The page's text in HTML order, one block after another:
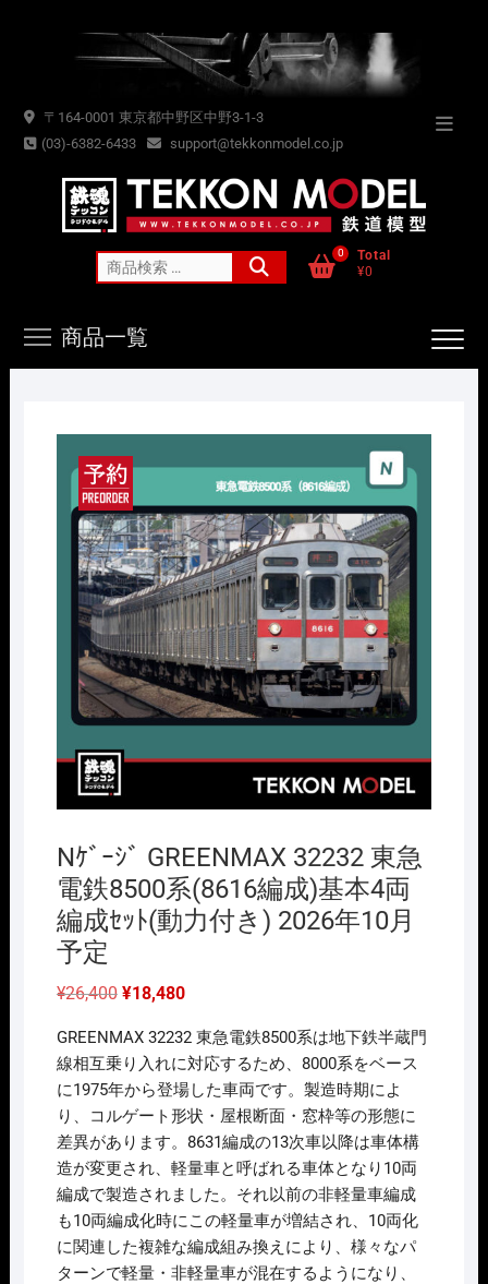
〒164-0001 東京都中野区中野3-1-3
(03)-6382-6433
support@tekkonmodel.co.jp
索
0
Total
¥0
商品一覧
Nｹﾞｰｼﾞ GREENMAX 32232 東急
電鉄8500系(8616編成)基本4両
編成ｾｯﾄ(動力付き) 2026年10月
予定
¥26,400 元
格
は
¥26,400
で
し
た。
¥18,480現
価
格
は
¥18,480
で
す。
GREENMAX 32232 東急電鉄8500系は地下鉄半蔵門
線相互乗り入れに対応するため、8000系をベース
に1975年から登場した車両です。製造時期によ
り、コルゲート形状・屋根断面・窓枠等の形態に
差異があります。8631編成の13次車以降は車体構
造が変更され、軽量車と呼ばれる車体となり10両
編成で製造されました。それ以前の非軽量車編成
も10両編成化時にこの軽量車が増結され、10両化
に関連した複雑な編成組み換えにより、様々なパ
ターンで軽量・非軽量車が混在するようになり、